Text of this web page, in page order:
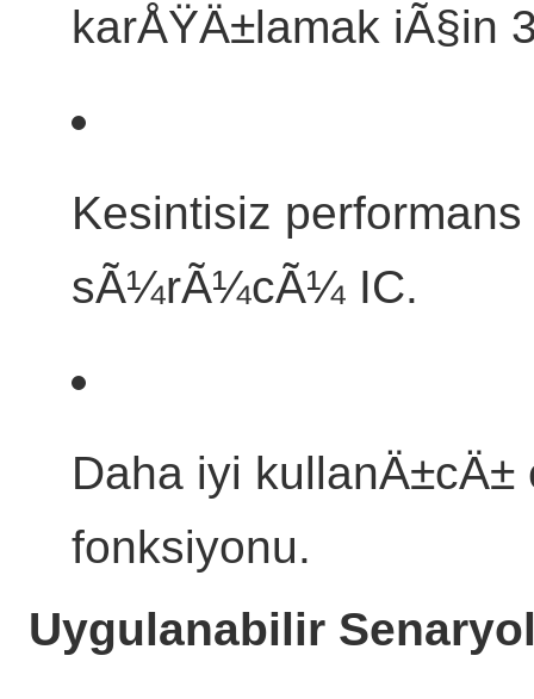
karÅŸÄ±lamak iÃ§in
Kesintisiz
sÃ¼rÃ¼cÃ¼ IC.
Daha iyi
fonksiyonu.
Uygulanabilir